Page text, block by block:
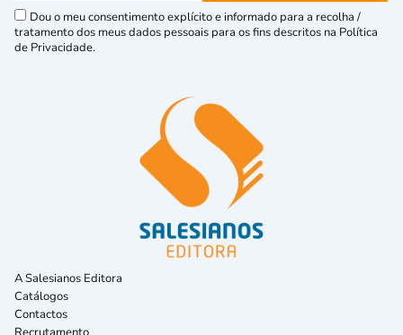
Dou o meu consentimento explícito e informado para a recolha /
tratamento dos meus dados pessoais para os fins descritos na Política
de Privacidade.
A Salesianos Editora
Catálogos
Contactos